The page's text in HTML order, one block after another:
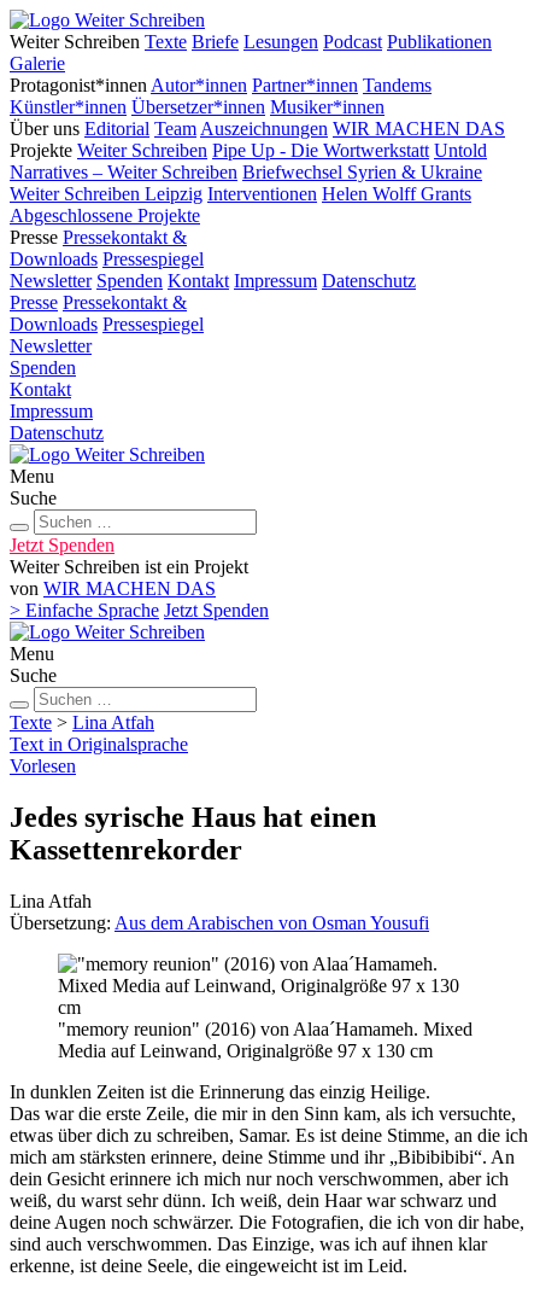
Weiter Schreiben Texte Briefe Lesungen Podcast Publikationen
Galerie
Protagonist*innen Autor*innen Partner*innen Tandems
Künstler*innen Übersetzer*innen Musiker*innen
Über uns Editorial Team Auszeichnungen WIR MACHEN DAS
Projekte Weiter Schreiben Pipe Up - Die Wortwerkstatt Untold
Narratives – Weiter Schreiben Briefwechsel Syrien & Ukraine
Weiter Schreiben Leipzig Interventionen Helen Wolff Grants
Abgeschlossene Projekte
Presse Pressekontakt &
Downloads Pressespiegel
Newsletter Spenden Kontakt Impressum Datenschutz
Presse Pressekontakt &
Downloads Pressespiegel
Newsletter
Spenden
Kontakt
Impressum
Datenschutz
Zum
Inhalt
springen
Menu
Suche
Suchen
Suchen
nach:
Jetzt Spenden
Weiter Schreiben ist ein Projekt
von WIR MACHEN DAS
> Einfache Sprache Jetzt Spenden
Menu
Suche
Suchen
Suchen
nach:
Texte > Lina Atfah
Text in Originalsprache
Vorlesen
Jedes syrische Haus hat einen
Kassettenrekorder
Lina Atfah
Übersetzung: Aus dem Arabischen von Osman Yousufi
"memory reunion" (2016) von Alaa´Hamameh. Mixed
Media auf Leinwand, Originalgröße 97 x 130 cm
In dunklen Zeiten ist die Erinnerung das einzig Heilige.
Das war die erste Zeile, die mir in den Sinn kam, als ich versuchte,
etwas über dich zu schreiben, Samar. Es ist deine Stimme, an die ich
mich am stärksten erinnere, deine Stimme und ihr „Bibibibibi“. An
dein Gesicht erinnere ich mich nur noch verschwommen, aber ich
weiß, du warst sehr dünn. Ich weiß, dein Haar war schwarz und
deine Augen noch schwärzer. Die Fotografien, die ich von dir habe,
sind auch verschwommen. Das Einzige, was ich auf ihnen klar
erkenne, ist deine Seele, die eingeweicht ist im Leid.